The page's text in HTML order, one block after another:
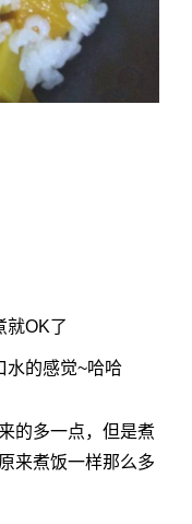
就OK了
水的感觉~哈哈
的多一点，但是煮
来煮饭一样那么多